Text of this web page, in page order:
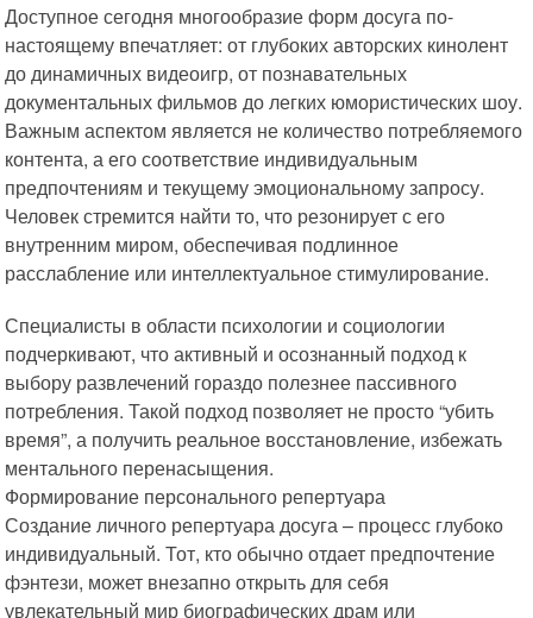
Доступное сегодня многообразие форм досуга по-
настоящему впечатляет: от глубоких авторских кинолент
до динамичных видеоигр, от познавательных
документальных фильмов до легких юмористических шоу.
Важным аспектом является не количество потребляемого
контента, а его соответствие индивидуальным
предпочтениям и текущему эмоциональному запросу.
Человек стремится найти то, что резонирует с его
внутренним миром, обеспечивая подлинное
расслабление или интеллектуальное стимулирование.
Специалисты в области психологии и социологии
подчеркивают, что активный и осознанный подход к
выбору развлечений гораздо полезнее пассивного
потребления. Такой подход позволяет не просто “убить
время”, а получить реальное восстановление, избежать
ментального перенасыщения.
Формирование персонального репертуара
Создание личного репертуара досуга – процесс глубоко
индивидуальный. Тот, кто обычно отдает предпочтение
фэнтези, может внезапно открыть для себя
увлекательный мир биографических драм или